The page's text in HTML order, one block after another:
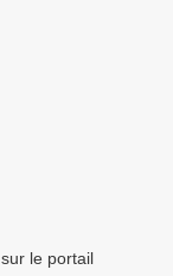
le portail